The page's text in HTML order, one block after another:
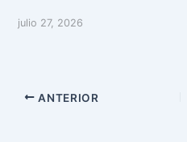
julio 27, 2026
ANTERIOR